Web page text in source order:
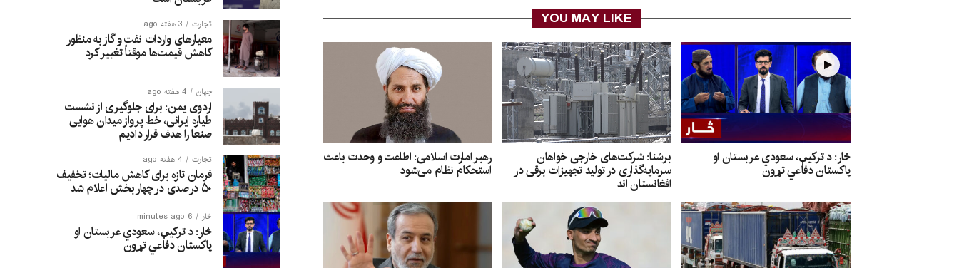
YOU MAY LIKE
څار: د ترکیې، سعودي عربستان او
پاکستان دفاعي تړون
برشنا: شرکت‌های خارجی خواهان
سرمایه‌گذاری در تولید تجهیزات برقی در
افغانستان‌ اند
رهبر امارت اسلامی: اطاعت و وحدت باعث
استحکام نظام می‌شود
تجارت 3 هفته ago
معیارهای واردات نفت و گاز به منظور
کاهش قیمت‌ها موقتاً تغییر کرد
جهان 4 هفته ago
اردوی یمن: برای جلوگیری از نشست
طیاره ایرانی، خط پرواز میدان هوایی
صنعا را هدف قرار دادیم
تجارت 4 هفته ago
فرمان تازه برای کاهش مالیات؛ تخفیف
۵۰ درصدی در چهار بخش اعلام شد
څار 6 minutes ago
څار: د ترکیې، سعودي عربستان او
پاکستان دفاعي تړون